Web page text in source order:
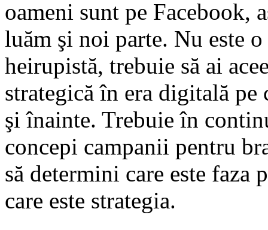
oameni sunt pe Facebook,
luăm şi noi parte. Nu este
heirupistă, trebuie să ai
strategică în era digitală pe
şi înainte. Trebuie în
concepi campanii pentru
să determini care este faza
care este strategia.